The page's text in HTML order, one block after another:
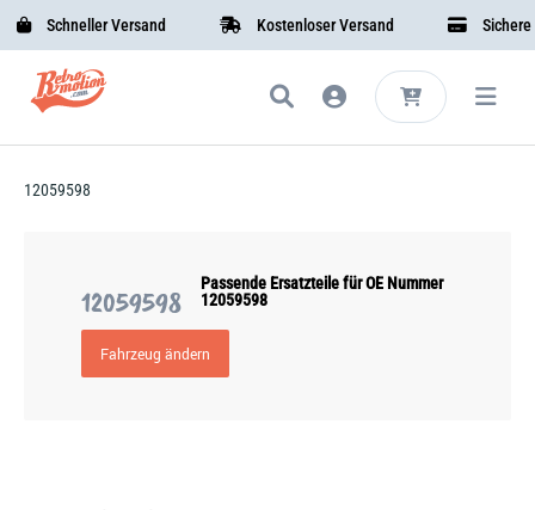
Schneller Versand Kostenloser Versand Sichere
12059598
12059598
Passende Ersatzteile für OE Nummer
12059598
Fahrzeug ändern